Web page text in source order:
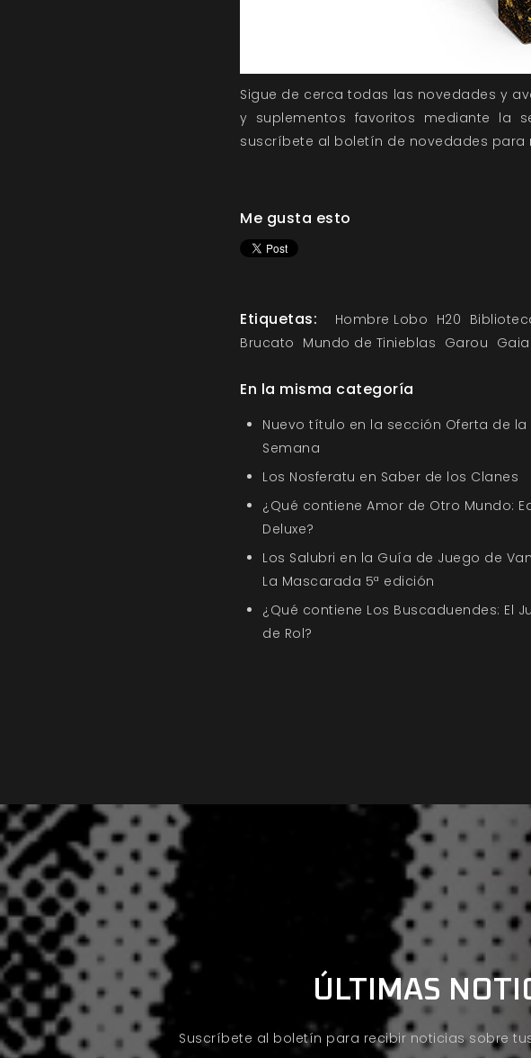
Sigue de cerca todas las novedades y
y suplementos favoritos mediante la
suscríbete al boletín de novedades para
Me gusta esto
Etiquetas: Hombre Lobo H20
Brucato Mundo de Tinieblas Garou Gaia
En la misma categoría
Nuevo título en la sección Oferta de la
Semana
Los Nosferatu en Saber de los Clanes
¿Qué contiene Amor de Otro Mundo:
Deluxe?
Los Salubri en la Guía de Juego de
La Mascarada 5ª edición
¿Qué contiene Los Buscaduendes: El
de Rol?
ÚLTIMAS
Suscríbete al boletín para recibir noticias sobre